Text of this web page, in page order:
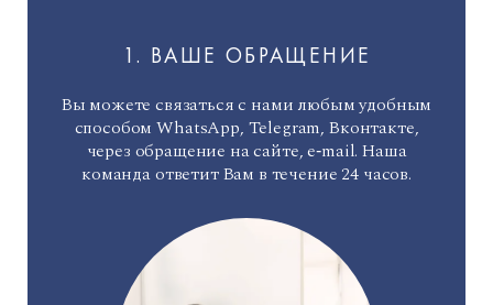
1. ВАШЕ ОБРАЩЕНИЕ
Вы можете связаться с нами любым удобным
способомWhatsApp, Telegram, Вконтакте,
через обращение на сайте,e‑mail. Наша
команда ответит Вам в течение 24 часов.